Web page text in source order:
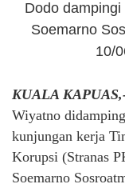
Dodo
Soemarno
10/
KUALA
Wiyatno
kunjungan kerja
Korupsi (Stranas
Soemarno